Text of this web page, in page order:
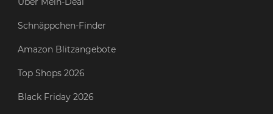
Schnäppchen-Finder
Amazon Blitzangebote
Top Shops 2026
Black Friday 2026